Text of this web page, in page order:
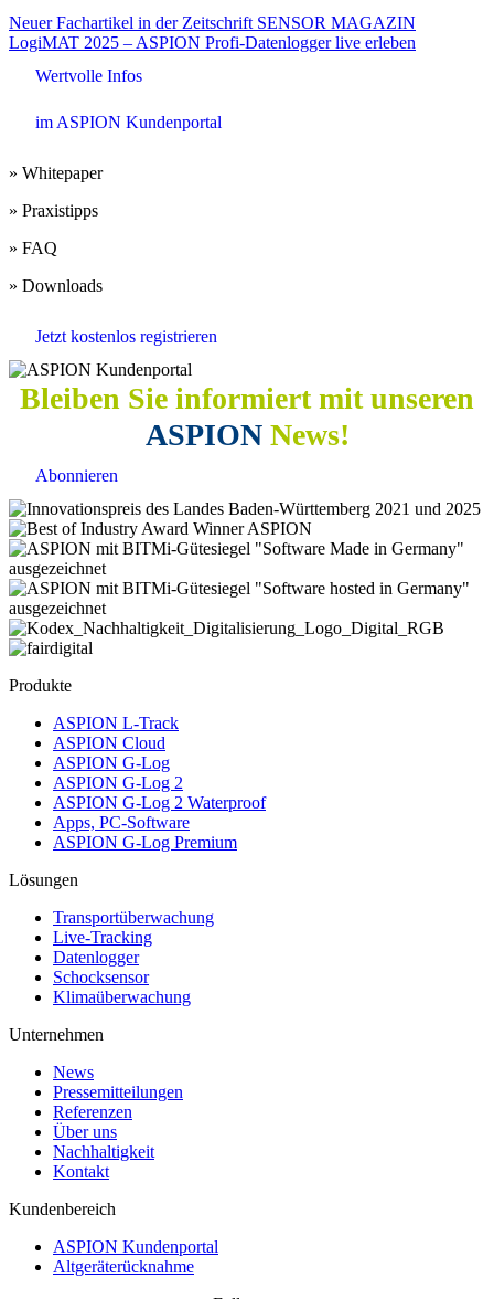
Beitrags-
Navigation
Neuer Fachartikel in der Zeitschrift SENSOR MAGAZIN
LogiMAT 2025 – ASPION Profi-Datenlogger live erleben
Wertvolle Infos
im ASPION Kundenportal
» Whitepaper
» Praxistipps
» FAQ
» Downloads
Jetzt kostenlos registrieren
Bleiben Sie informiert mit unseren
ASPION News!
Abonnieren
Produkte
ASPION L-Track
ASPION Cloud
ASPION G-Log
ASPION G-Log 2
ASPION G-Log 2 Waterproof
Apps, PC-Software
ASPION G-Log Premium
Lösungen
Transportüberwachung
Live-Tracking
Datenlogger
Schocksensor
Klimaüberwachung
Unternehmen
News
Pressemitteilungen
Referenzen
Über uns
Nachhaltigkeit
Kontakt
Kundenbereich
ASPION Kundenportal
Altgeräterücknahme